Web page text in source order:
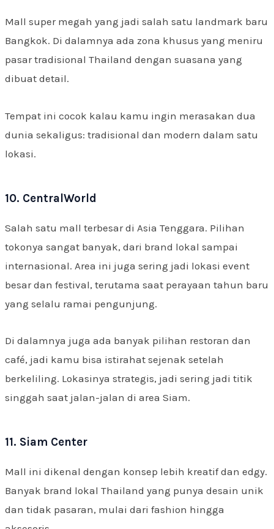
Mall super megah yang jadi salah satu landmark baru
Bangkok. Di dalamnya ada zona khusus yang meniru
pasar tradisional Thailand dengan suasana yang
dibuat detail.
Tempat ini cocok kalau kamu ingin merasakan dua
dunia sekaligus: tradisional dan modern dalam satu
lokasi.
10. CentralWorld
Salah satu mall terbesar di Asia Tenggara. Pilihan
tokonya sangat banyak, dari brand lokal sampai
internasional. Area ini juga sering jadi lokasi event
besar dan festival, terutama saat perayaan tahun baru
yang selalu ramai pengunjung.
Di dalamnya juga ada banyak pilihan restoran dan
café, jadi kamu bisa istirahat sejenak setelah
berkeliling. Lokasinya strategis, jadi sering jadi titik
singgah saat jalan-jalan di area Siam.
11. Siam Center
Mall ini dikenal dengan konsep lebih kreatif dan edgy.
Banyak brand lokal Thailand yang punya desain unik
dan tidak pasaran, mulai dari fashion hingga